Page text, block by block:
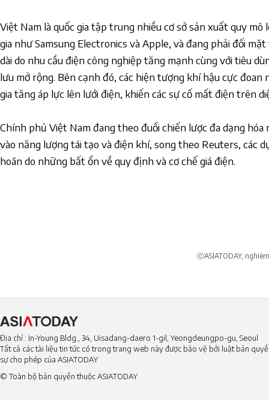
Việt Nam là quốc gia tập trung nhiều cơ sở sản xuất quy mô
gia như Samsung Electronics và Apple, và đang phải đối
dài do nhu cầu điện công nghiệp tăng mạnh cùng với tiêu
lưu mở rộng. Bên cạnh đó, các hiện tượng khí hậu cực đoan
gia tăng áp lực lên lưới điện, khiến các sự cố mất điện trên
Chính phủ Việt Nam đang theo đuổi chiến lược đa dạng
vào năng lượng tái tạo và điện khí, song theo Reuters, các
hoãn do những bất ổn về quy định và cơ chế giá điện.
ⓒASIATODAY,
Địa chỉ : In-Young Bldg., 34, Uisadang-daero 1-gil, Yeongdeungpo-gu, Seoul
Tất cả các tài liệu tin tức có trong trang web này được bảo vệ bởi luật bản
sự cho phép của ASIATODAY
© Toàn bộ bản quyền thuộc ASIATODAY